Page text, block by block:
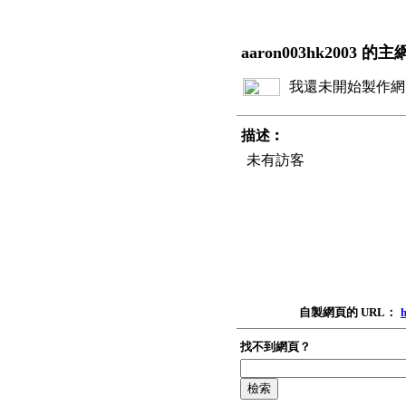
aaron003hk2003 的主
我還未開始製作
描述︰
未有訪客
自製網頁的 URL：
找不到網頁？